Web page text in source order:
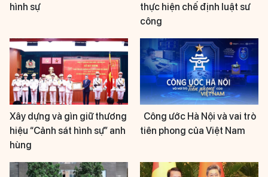
hình sự
thực hiện chế định luật sư
công
Xây dựng và gìn giữ thương
hiệu “Cảnh sát hình sự” anh
hùng
Công ước Hà Nội và vai trò
tiên phong của Việt Nam